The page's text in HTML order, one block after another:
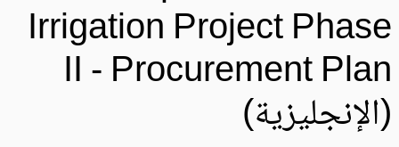
Irrigation Project
II - Procurement